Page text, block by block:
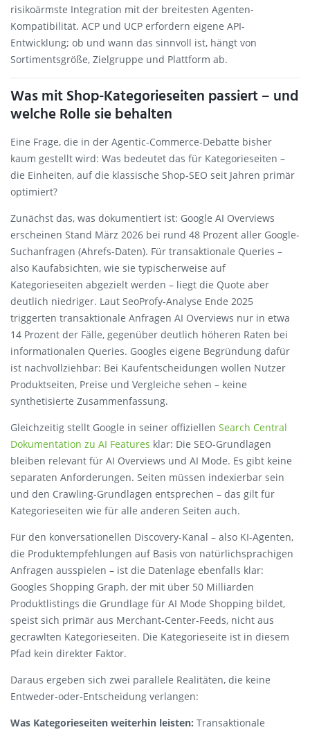
risikoärmste Integration mit der breitesten Agenten-
Kompatibilität. ACP und UCP erfordern eigene API-
Entwicklung; ob und wann das sinnvoll ist, hängt von
Sortimentsgröße, Zielgruppe und Plattform ab.
Was mit Shop-Kategorieseiten passiert – und
welche Rolle sie behalten
Eine Frage, die in der Agentic-Commerce-Debatte bisher
kaum gestellt wird: Was bedeutet das für Kategorieseiten –
die Einheiten, auf die klassische Shop-SEO seit Jahren primär
optimiert?
Zunächst das, was dokumentiert ist: Google AI Overviews
erscheinen Stand März 2026 bei rund 48 Prozent aller Google-
Suchanfragen (Ahrefs-Daten). Für transaktionale Queries –
also Kaufabsichten, wie sie typischerweise auf
Kategorieseiten abgezielt werden – liegt die Quote aber
deutlich niedriger. Laut SeoProfy-Analyse Ende 2025
triggerten transaktionale Anfragen AI Overviews nur in etwa
14 Prozent der Fälle, gegenüber deutlich höheren Raten bei
informationalen Queries. Googles eigene Begründung dafür
ist nachvollziehbar: Bei Kaufentscheidungen wollen Nutzer
Produktseiten, Preise und Vergleiche sehen – keine
synthetisierte Zusammenfassung.
Gleichzeitig stellt Google in seiner offiziellen Search Central
Dokumentation zu AI Features klar: Die SEO-Grundlagen
bleiben relevant für AI Overviews und AI Mode. Es gibt keine
separaten Anforderungen. Seiten müssen indexierbar sein
und den Crawling-Grundlagen entsprechen – das gilt für
Kategorieseiten wie für alle anderen Seiten auch.
Für den konversationellen Discovery-Kanal – also KI-Agenten,
die Produktempfehlungen auf Basis von natürlichsprachigen
Anfragen ausspielen – ist die Datenlage ebenfalls klar:
Googles Shopping Graph, der mit über 50 Milliarden
Produktlistings die Grundlage für AI Mode Shopping bildet,
speist sich primär aus Merchant-Center-Feeds, nicht aus
gecrawlten Kategorieseiten. Die Kategorieseite ist in diesem
Pfad kein direkter Faktor.
Daraus ergeben sich zwei parallele Realitäten, die keine
Entweder-oder-Entscheidung verlangen:
Was Kategorieseiten weiterhin leisten: Transaktionale